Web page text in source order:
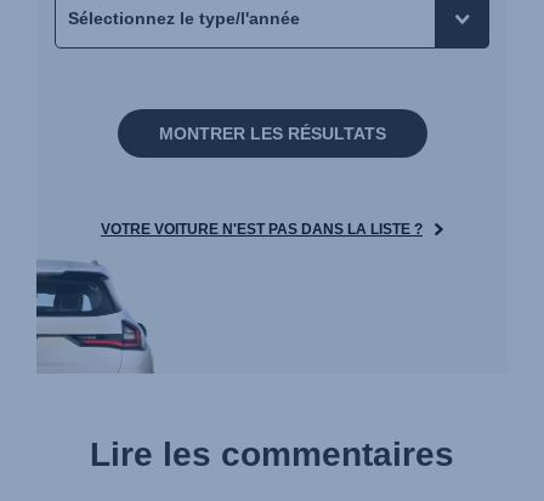
MONTRER LES RÉSULTATS
VOTRE VOITURE N'EST PAS DANS LA LISTE ?
Lire les commentaires